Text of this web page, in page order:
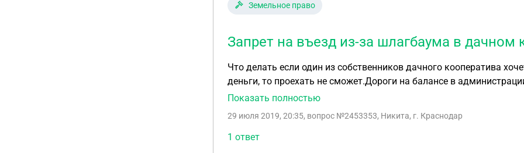
Земельное право
Запрет на въезд из-за шлагбаума в дачном
Что делать если один из собственников дачного кооператива
деньги, то проехать не сможет.Дороги на балансе в администрации не стоят (говорят вроде как не муниципальная
собственность, а дороги сельско-хозяйственного назначения)
Показать полностью
29 июля 2019, 20:35, вопрос №2453353, Никита, г. Краснодар
1 ответ